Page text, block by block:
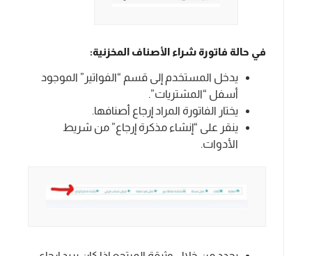
في حالة فاتورة شراء الأصناف المخزنية:
يدخل المستخدم إلى قسم “الفواتير” الموجود
أسفل “المشتريات”.
يختار الفاتورة المراد إرجاع أصنافها.
ينقر على “إنشاء مذكرة إرجاع” من شريط
الأدوات.